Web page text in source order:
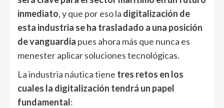
inmediato, y que por eso la digitalización de
esta industria se ha trasladado a una posición
de vanguardia pues ahora más que nunca es
menester aplicar soluciones tecnológicas.
La industria náutica tiene tres retos en los
cuales la digitalización tendrá un papel
fundamental: